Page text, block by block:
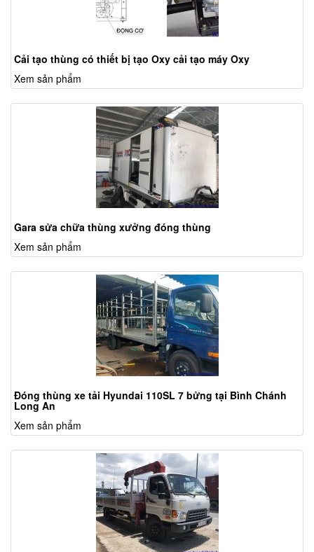
Cải tạo thùng có thiết bị tạo Oxy cải tạo máy Oxy
Xem sản phẩm
Gara sửa chữa thùng xưởng đóng thùng
Xem sản phẩm
Đóng thùng xe tải Hyundai 110SL 7 bửng tại Bình Chánh
Long An
Xem sản phẩm